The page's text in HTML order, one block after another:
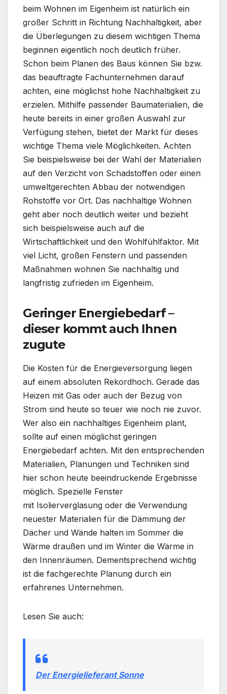
beim Wohnen im Eigenheim ist natürlich ein
großer Schritt in Richtung Nachhaltigkeit, aber
die Überlegungen zu diesem wichtigen Thema
beginnen eigentlich noch deutlich früher.
Schon beim Planen des Baus können Sie bzw.
das beauftragte Fachunternehmen darauf
achten, eine möglichst hohe Nachhaltigkeit zu
erzielen. Mithilfe passender Baumaterialien, die
heute bereits in einer großen Auswahl zur
Verfügung stehen, bietet der Markt für dieses
wichtige Thema viele Möglichkeiten. Achten
Sie beispielsweise bei der Wahl der Materialien
auf den Verzicht von Schadstoffen oder einen
umweltgerechten Abbau der notwendigen
Rohstoffe vor Ort. Das nachhaltige Wohnen
geht aber noch deutlich weiter und bezieht
sich beispielsweise auch auf die
Wirtschaftlichkeit und den Wohlfühlfaktor. Mit
viel Licht, großen Fenstern und passenden
Maßnahmen wohnen Sie nachhaltig und
langfristig zufrieden im Eigenheim.
Geringer Energiebedarf –
dieser kommt auch Ihnen
zugute
Die Kosten für die Energieversorgung liegen
auf einem absoluten Rekordhoch. Gerade das
Heizen mit Gas oder auch der Bezug von
Strom sind heute so teuer wie noch nie zuvor.
Wer also ein nachhaltiges Eigenheim plant,
sollte auf einen möglichst geringen
Energiebedarf achten. Mit den entsprechenden
Materialien, Planungen und Techniken sind
hier schon heute beeindruckende Ergebnisse
möglich. Spezielle Fenster
mit Isolierverglasung oder die Verwendung
neuester Materialien für die Dämmung der
Dächer und Wände halten im Sommer die
Wärme draußen und im Winter die Wärme in
den Innenräumen. Dementsprechend wichtig
ist die fachgerechte Planung durch ein
erfahrenes Unternehmen.
Lesen Sie auch:
Der Energielieferant Sonne